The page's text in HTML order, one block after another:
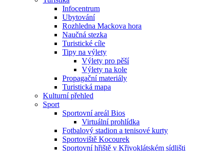
Infocentrum
Ubytování
Rozhledna Mackova hora
Naučná stezka
Turistické cíle
Tipy na výlety
Výlety pro pěší
Výlety na kole
Propagační materiály
Turistická mapa
Kulturní přehled
Sport
Sportovní areál Bios
Virtuální prohlídka
Fotbalový stadion a tenisové kurty
Sportoviště Kocourek
Sportovní hřiště v Křivoklátském sídlišti